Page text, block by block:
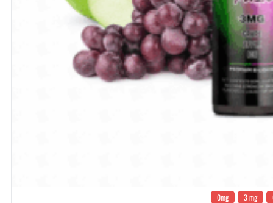
0mg 3 mg